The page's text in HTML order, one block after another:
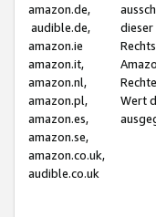
amazon.de,
audible.de,
amazon.ie
amazon.it,
amazon.nl,
amazon.pl,
amazon.es,
amazon.se,
amazon.co.uk,
audible.co.uk
Wert